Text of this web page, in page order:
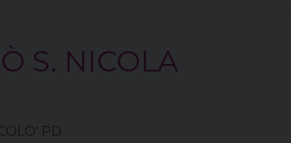
S. NICOLA
PD